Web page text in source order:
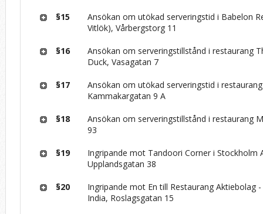
§15
Ansökan om utökad serveringstid i Babelon
Vitlök), Vårbergstorg 11
§16
Ansökan om serveringstillstånd i restaurang
Duck, Vasagatan 7
§17
Ansökan om utökad serveringstid i
Kammakargatan 9 A
§18
Ansökan om serveringstillstånd i restaurang
93
§19
Ingripande mot Tandoori Corner i Stockholm
Upplandsgatan 38
§20
Ingripande mot En till Restaurang Aktiebolag
India, Roslagsgatan 15